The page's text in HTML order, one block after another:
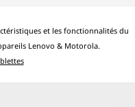
et les fonctionnalités du
Lenovo & Motorola.